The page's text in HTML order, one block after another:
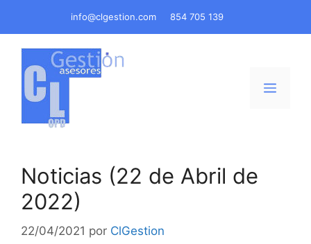
info@clgestion.com 854 705 139
Menú
Noticias (22 de Abril de
2022)
22/04/2021 por ClGestion